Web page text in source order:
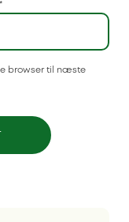
*
browser til næste